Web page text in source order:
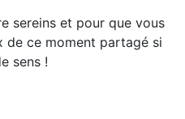
sereins et pour que vous
de ce moment partagé si
sens !